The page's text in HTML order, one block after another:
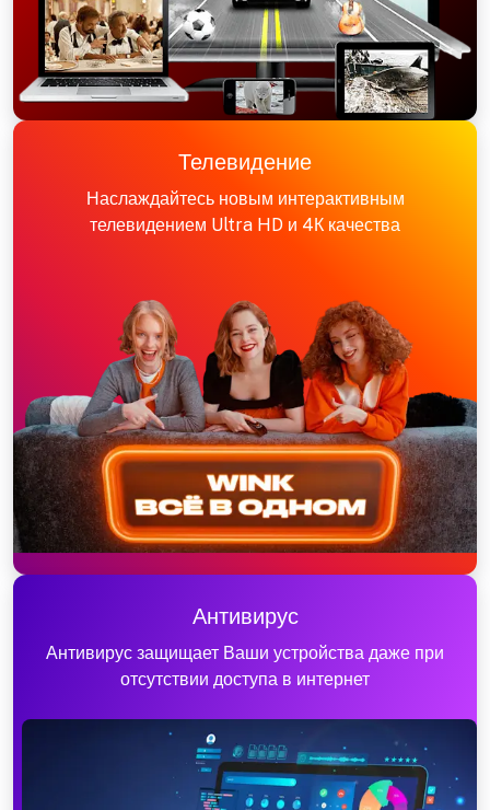
Телевидение
Наслаждайтесь новым интерактивным
телевидением Ultra HD и 4К качества
Антивирус
Антивирус защищает Ваши устройства даже при
отсутствии доступа в интернет